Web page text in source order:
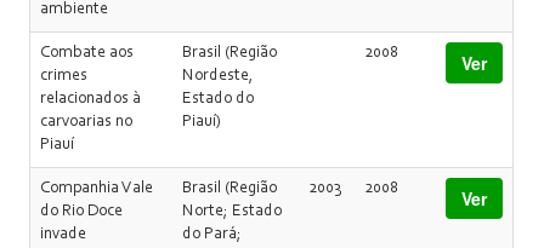
ambiente
Combate aos
crimes
relacionados à
carvoarias no
Piauí
Brasil (Região
Nordeste,
Estado do
Piauí)
2008 Ver
Companhia Vale
do Rio Doce
invade
Brasil (Região
Norte; Estado
do Pará;
2003 2008 Ver